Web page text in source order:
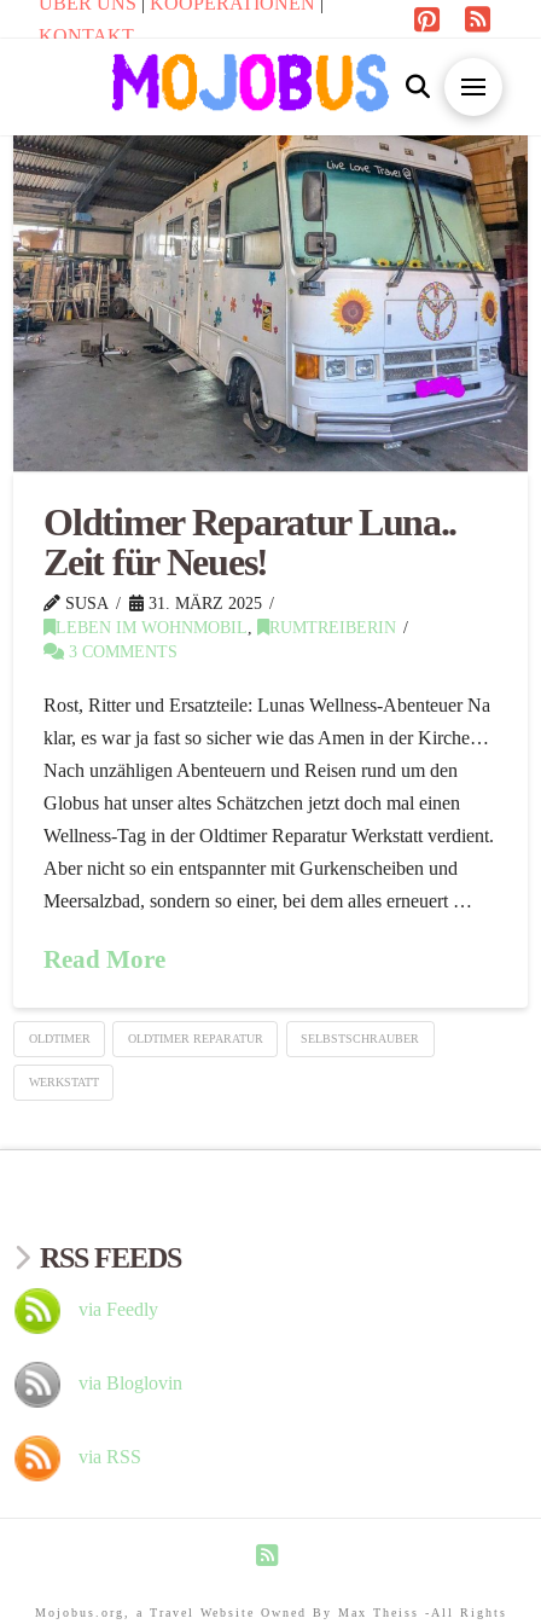
KONTAKT
Oldtimer Reparatur Luna..
Zeit für Neues!
SUSA
31. MÄRZ 2025
LEBEN IM WOHNMOBIL,
RUMTREIBERIN
3 COMMENTS
Rost, Ritter und Ersatzteile: Lunas Wellness-Abenteuer Na
klar, es war ja fast so sicher wie das Amen in der Kirche…
Nach unzähligen Abenteuern und Reisen rund um den
Globus hat unser altes Schätzchen jetzt doch mal einen
Wellness-Tag in der Oldtimer Reparatur Werkstatt verdient.
Aber nicht so ein entspannter mit Gurkenscheiben und
Meersalzbad, sondern so einer, bei dem alles erneuert …
Read More
OLDTIMER OLDTIMER REPARATUR SELBSTSCHRAUBER
WERKSTATT
RSS FEEDS
via Feedly
via Bloglovin
via RSS
Mojobus.org, a Travel Website Owned By Max Theiss -All Rights